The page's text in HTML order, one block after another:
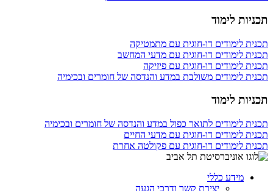
תכניות לימוד
תכנית לימודים דו-חוגית עם מתמטיקה
תכנית לימודים דו-חוגית עם מדעי המחשב
תכנית לימודים דו-חוגית עם פיזיקה
תכנית לימודים משולבת במדע והנדסה של חומרים ובכימיה
תכניות לימוד
תכנית לימודים לתואר כפול במדע והנדסה של חומרים ובכימיה
תכנית לימודים דו-חוגית עם מדעי החיים
תכנית לימודים דו-חוגית עם פקולטה אחרת
מידע כללי
יצירת קשר ודרכי הגעה